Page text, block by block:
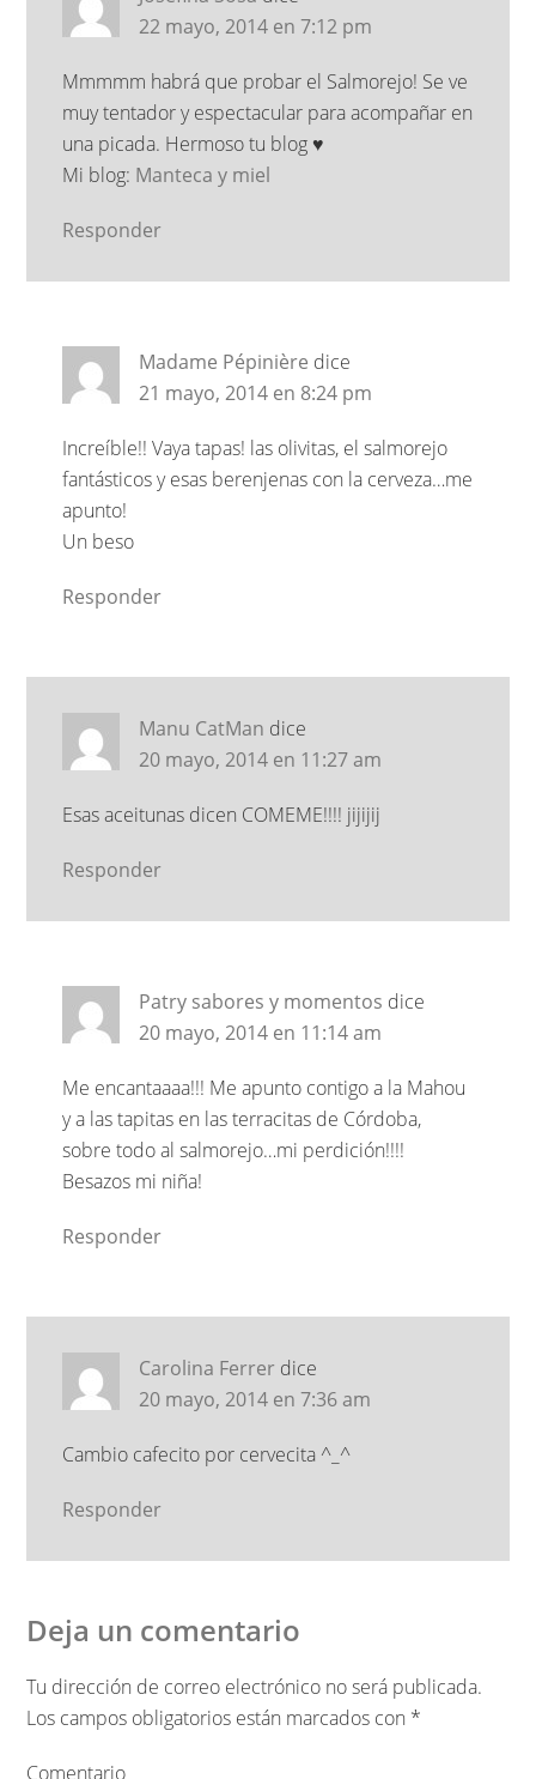
22 mayo, 2014 en 7:12 pm
Mmmmm habrá que probar el Salmorejo! Se ve
muy tentador y espectacular para acompañar en
una picada. Hermoso tu blog ♥
Mi blog: Manteca y miel
Responder
Madame Pépinière dice
21 mayo, 2014 en 8:24 pm
Increíble!! Vaya tapas! las olivitas, el salmorejo
fantásticos y esas berenjenas con la cerveza…me
apunto!
Un beso
Responder
Manu CatMan dice
20 mayo, 2014 en 11:27 am
Esas aceitunas dicen COMEME!!!! jijijij
Responder
Patry sabores y momentos dice
20 mayo, 2014 en 11:14 am
Me encantaaaa!!! Me apunto contigo a la Mahou
y a las tapitas en las terracitas de Córdoba,
sobre todo al salmorejo…mi perdición!!!!
Besazos mi niña!
Responder
Carolina Ferrer dice
20 mayo, 2014 en 7:36 am
Cambio cafecito por cervecita ^_^
Responder
Deja un comentario
Tu dirección de correo electrónico no será publicada.
Los campos obligatorios están marcados con *
Comentario